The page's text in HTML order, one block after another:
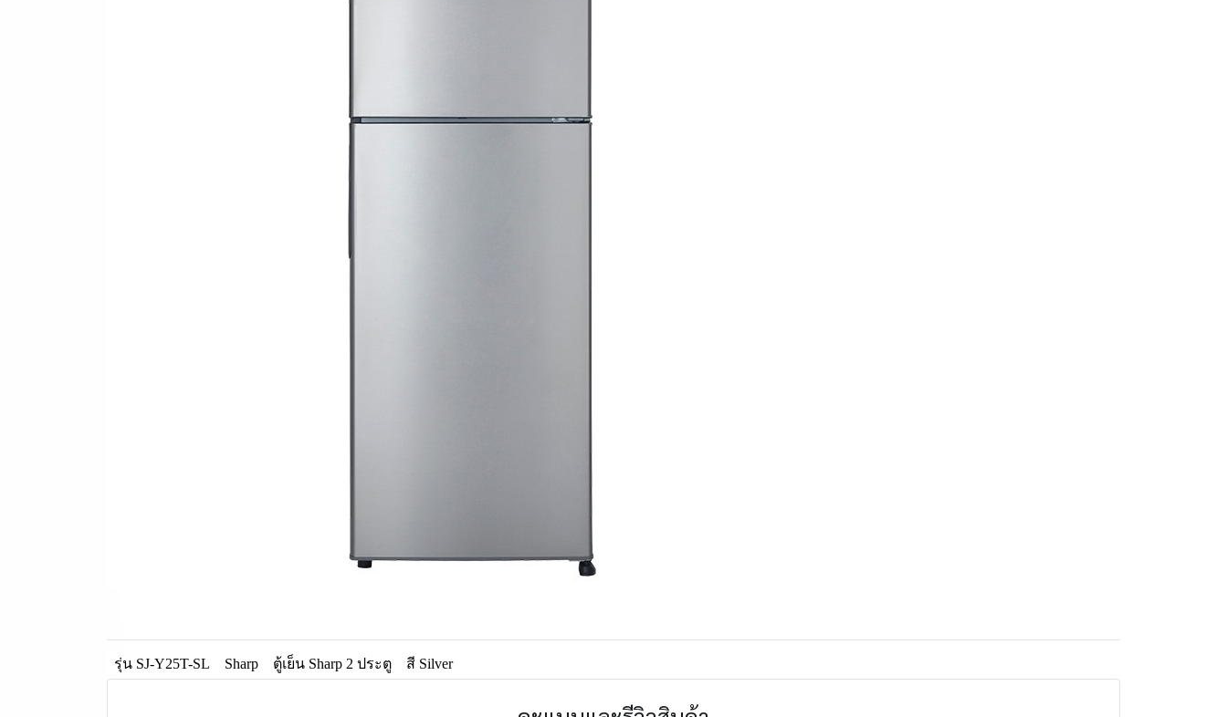
รุ่น SJ-Y25T-SL Sharp ตู้เย็น Sharp 2 ประตู สี Silver